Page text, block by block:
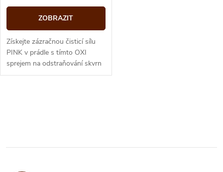
ZOBRAZIT
Získejte zázračnou čisticí sílu
PINK v prádle s tímto OXI
sprejem na odstraňování skvrn
na bílé i barevné prádlo. Tento
l